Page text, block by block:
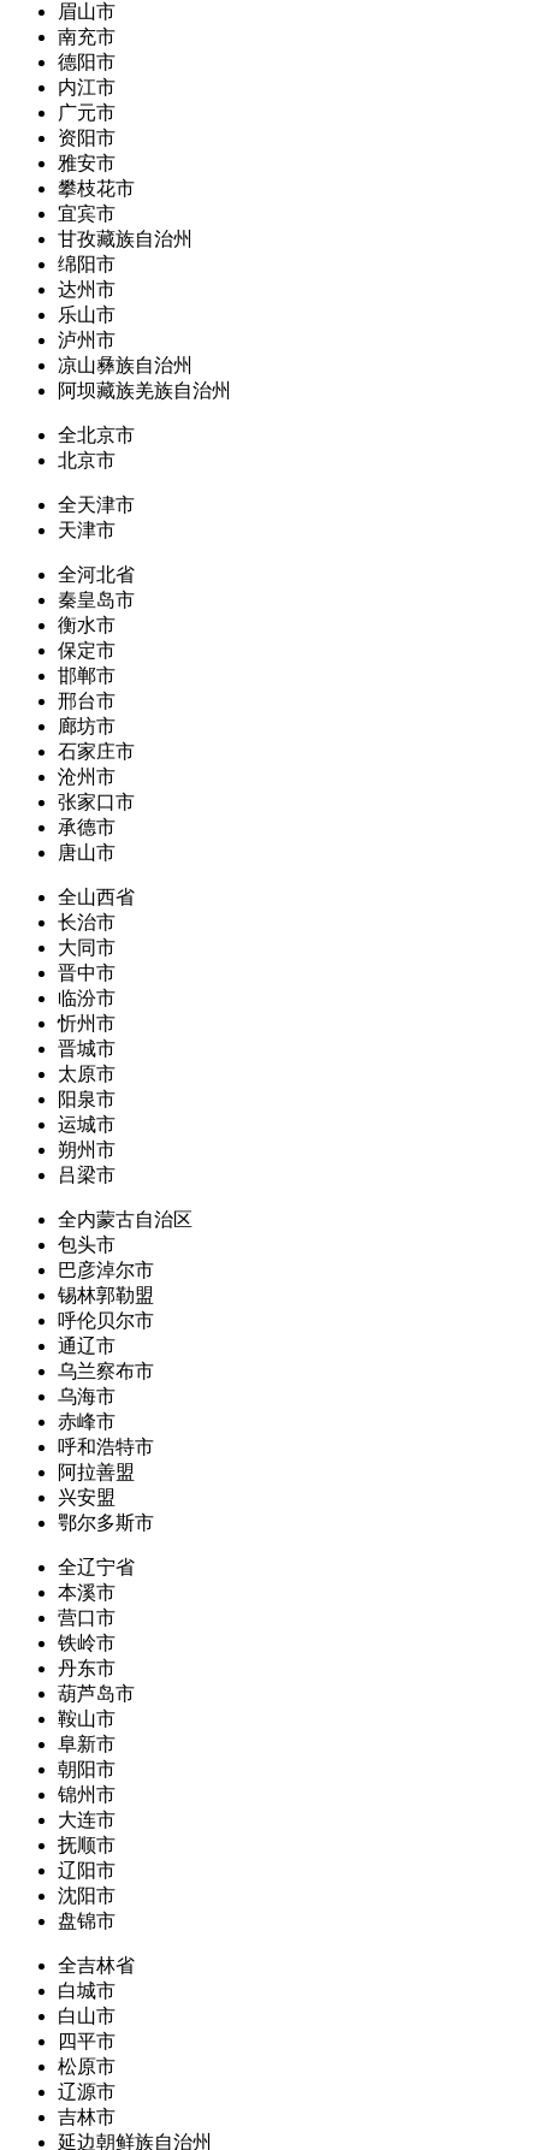
眉山市
南充市
德阳市
内江市
广元市
资阳市
雅安市
攀枝花市
宜宾市
甘孜藏族自治州
绵阳市
达州市
乐山市
泸州市
凉山彝族自治州
阿坝藏族羌族自治州
全北京市
北京市
全天津市
天津市
全河北省
秦皇岛市
衡水市
保定市
邯郸市
邢台市
廊坊市
石家庄市
沧州市
张家口市
承德市
唐山市
全山西省
长治市
大同市
晋中市
临汾市
忻州市
晋城市
太原市
阳泉市
运城市
朔州市
吕梁市
全内蒙古自治区
包头市
巴彦淖尔市
锡林郭勒盟
呼伦贝尔市
通辽市
乌兰察布市
乌海市
赤峰市
呼和浩特市
阿拉善盟
兴安盟
鄂尔多斯市
全辽宁省
本溪市
营口市
铁岭市
丹东市
葫芦岛市
鞍山市
阜新市
朝阳市
锦州市
大连市
抚顺市
辽阳市
沈阳市
盘锦市
全吉林省
白城市
白山市
四平市
松原市
辽源市
吉林市
延边朝鲜族自治州